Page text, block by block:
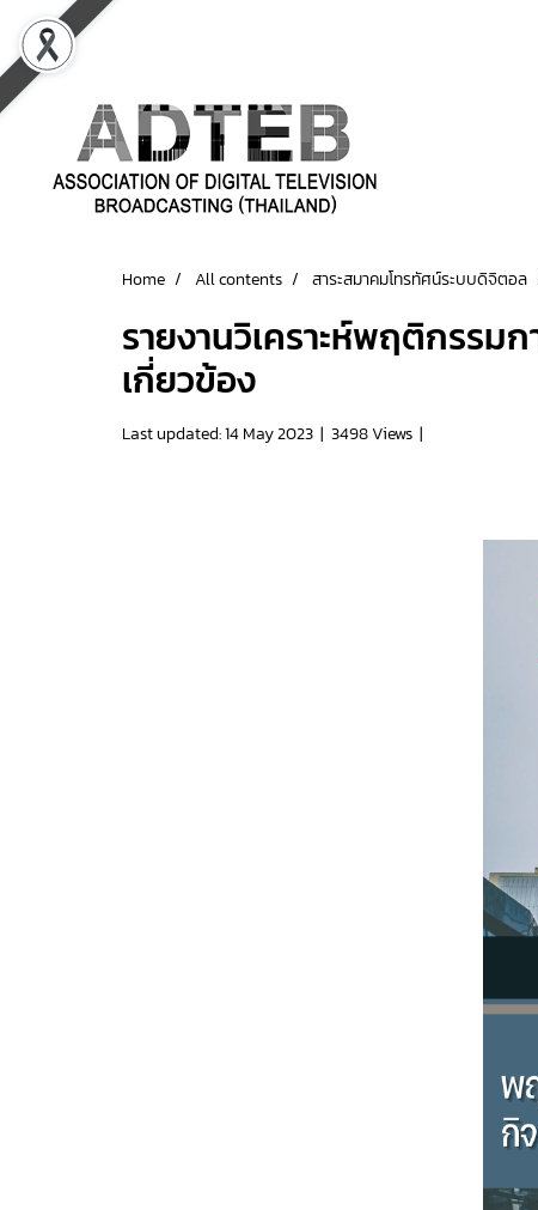
Home All contents สาระสมาคมโทรทัศน์ระบบดิจิตอล
รายงานวิเคราะห์พฤติกรรม
เกี่ยวข้อง
Last updated: 14 May 2023 | 3498 Views |